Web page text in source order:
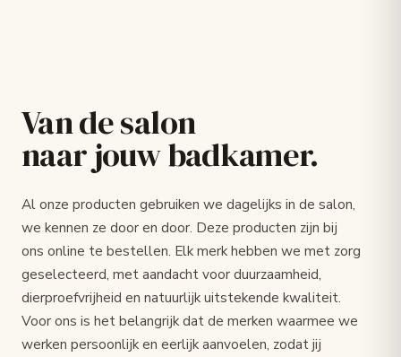
Van de salon
naar jouw badkamer.
Al onze producten gebruiken we dagelijks in de salon,
we kennen ze door en door. Deze producten zijn bij
ons online te bestellen. Elk merk hebben we met zorg
geselecteerd, met aandacht voor duurzaamheid,
dierproefvrijheid en natuurlijk uitstekende kwaliteit.
Voor ons is het belangrijk dat de merken waarmee we
werken persoonlijk en eerlijk aanvoelen, zodat jij